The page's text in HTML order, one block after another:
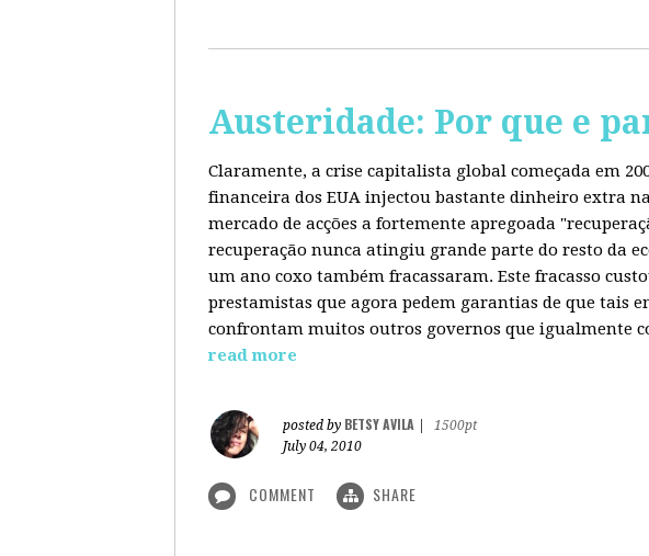
Austeridade: Por que e
Claramente, a crise capitalista global começada em
financeira dos EUA injectou bastante dinheiro extra
mercado de acções a fortemente apregoada
recuperação nunca atingiu grande parte do resto da
um ano coxo também fracassaram. Este fracasso
prestamistas que agora pedem garantias de que tais
confrontam muitos outros governos que igualmente
read more
posted by BETSY AVILA
1500pt
July 04, 2010
COMMENT SHARE